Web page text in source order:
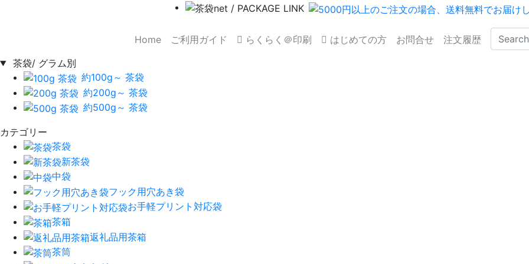
Home ご利用ガイド らくらく＠印刷 はじめての方 お問合せ
注文履歴
茶袋/ グラム別
約100g～ 茶袋
約200g～ 茶袋
約500g～ 茶袋
カテゴリー
茶袋
新茶袋
中袋
フック用穴あき袋
お手軽プリント対応袋
茶箱
返礼品用茶箱
茶筒